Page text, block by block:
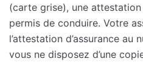
(carte grise), une attestation
permis de conduire. Votre
l’attestation d’assurance au
vous ne disposez d’une